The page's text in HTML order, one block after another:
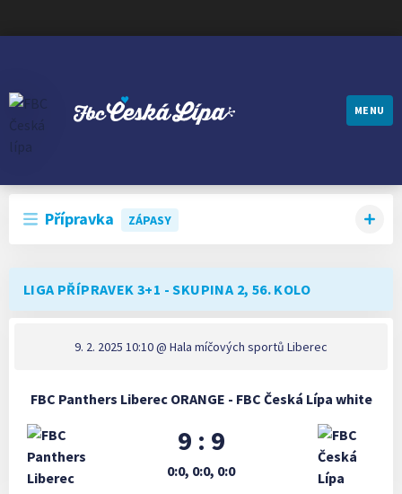
FBC ČESKÁ LÍPA
MENU
Přípravka ZÁPASY
LIGA PŘÍPRAVEK 3+1 - SKUPINA 2, 56. KOLO
9. 2. 2025 10:10@ Hala míčových sportů Liberec
FBC Panthers Liberec ORANGE - FBC Česká Lípa white
9 : 9
0:0, 0:0, 0:0